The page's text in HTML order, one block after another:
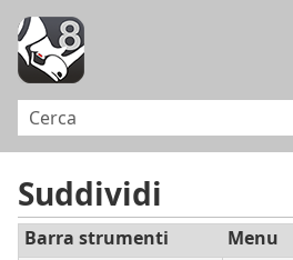
Suddividi
Barra strumenti Menu